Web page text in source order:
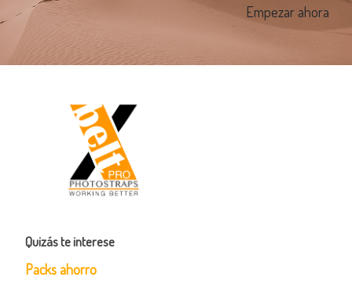
Empezar ahora
Quizás te interese
Packs ahorro